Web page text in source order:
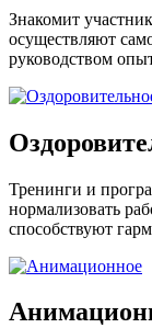
Знакомит
осуществляют
руководством
Оздорови
Тренинги и
нормализовать
способствуют
Анимацион